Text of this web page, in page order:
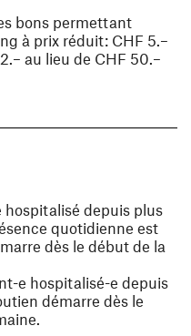
bons permettant
à prix réduit: CHF 5.–
au lieu de CHF 50.–
depuis plus
quotidienne est
dès le début de la
e hospitalisé-e depuis
démarre dès le